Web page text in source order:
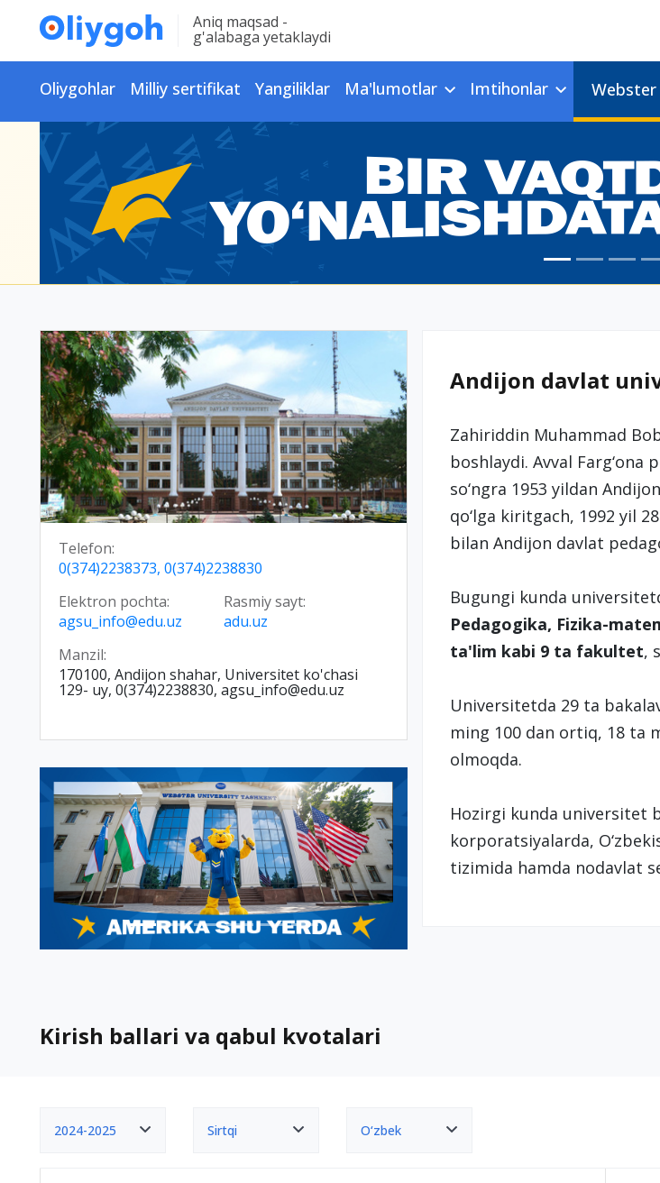
Aniq maqsad -
g'alabaga yetaklaydi
Oliygohlar Milliy sertifikat Yangiliklar Ma'lumotlar Imtihonlar Webster
Telefon:
0(374)2238373, 0(374)2238830
Elektron pochta:
agsu_info@edu.uz
Rasmiy sayt:
adu.uz
Manzil:
170100, Andijon shahar, Universitet ko'chasi
129- uy, 0(374)2238830, agsu_info@edu.uz
Andijon davlat
Zahiriddin Muhammad
boshlaydi. Avval
so‘ngra 1953 yildan
qo‘lga kiritgach, 1992 yil
bilan Andijon davlat
Bugungi kunda
Pedagogika, Fizika-
ta'lim kabi 9 ta fakultet,
Universitetda 29 ta
ming 100 dan ortiq, 18 ta
olmoqda.
Hozirgi kunda universitet
korporatsiyalarda,
tizimida hamda nodavlat
Kirish ballari va qabul kvotalari
2024-2025 Sirtqi O‘zbek